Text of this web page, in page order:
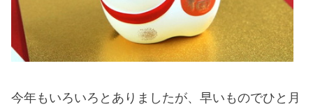
今年もいろいろとありましたが、早いものでひと月